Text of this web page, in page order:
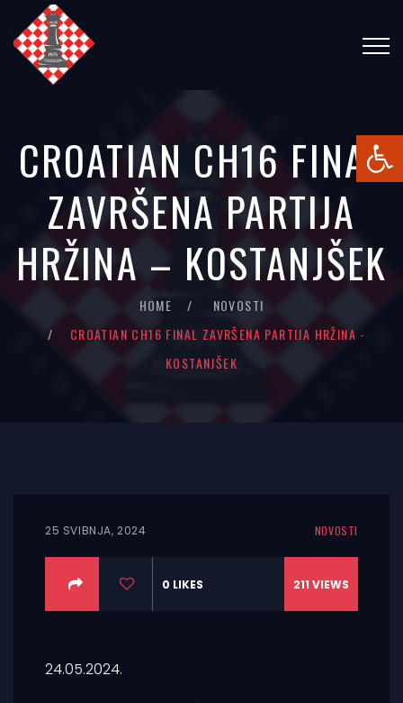
CROATIAN CH16 FINAL
ZAVRŠENA PARTIJA
HRŽINA – KOSTANJŠEK
HOME
NOVOSTI
CROATIAN CH16 FINAL ZAVRŠENA PARTIJA HRŽINA -
KOSTANJŠEK
25 SVIBNJA, 2024 NOVOSTI
0 LIKES 211 VIEWS
24.05.2024.